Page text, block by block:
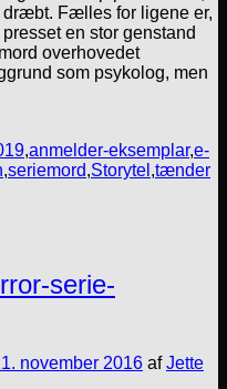
dræbt. Fælles for ligene er,
en stor genstand
overhovedet
som psykolog, men
,anmelder-eksemplar,e-
,seriemord,Storytel ,tænder
serie-
november 2016 afJette